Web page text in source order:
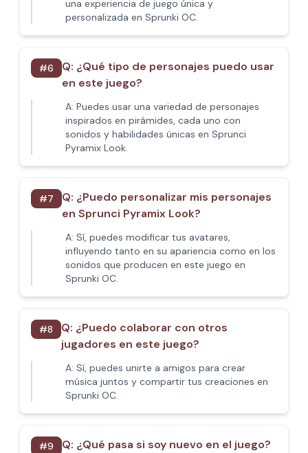
una experiencia de juego única y
personalizada en Sprunki OC.
#6 Q: ¿Qué tipo de personajes puedo usar
en este juego?
A: Puedes usar una variedad de personajes
inspirados en pirámides, cada uno con
sonidos y habilidades únicas en Sprunci
Pyramix Look.
#7 Q: ¿Puedo personalizar mis personajes
en Sprunci Pyramix Look?
A: Sí, puedes modificar tus avatares,
influyendo tanto en su apariencia como en los
sonidos que producen en este juego en
Sprunki OC.
#8 Q: ¿Puedo colaborar con otros
jugadores en este juego?
A: Sí, puedes unirte a amigos para crear
música juntos y compartir tus creaciones en
Sprunki OC.
#9 Q: ¿Qué pasa si soy nuevo en el juego?